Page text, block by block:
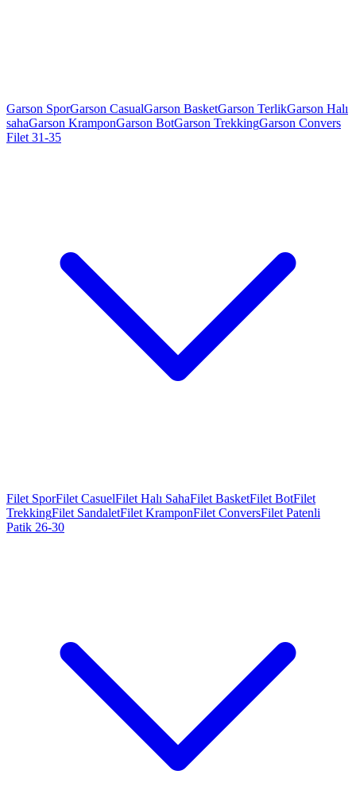
Garson SporGarson CasualGarson BasketGarson TerlikGarson Halı
sahaGarson KramponGarson BotGarson TrekkingGarson Convers
Filet 31-35
Filet SporFilet CasuelFilet Halı SahaFilet BasketFilet BotFilet
TrekkingFilet SandaletFilet KramponFilet ConversFilet Patenli
Patik 26-30